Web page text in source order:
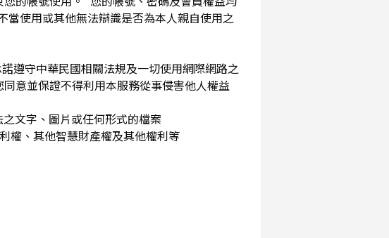
當使用或其他無法辯識是否為本人親自使用之
遵守中華民國相關法規及一切使用網際網路之
意並保證不得利用本服務從事侵害他人權益
文字、圖片或任何形式的檔案
權、其他智慧財產權及其他權利等